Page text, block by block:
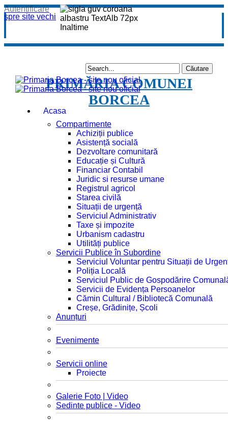
spre site vechi
Autentificare
PRIMĂRIA COMUNEI
BORCEA
Acasa
Compartimente
Achiziții publice
Asistență socială
Dezvoltare comunitară
Educație și Cultură
Financiar Contabil
Juridic si resurse umane
Registrul agricol
Starea civilă
Situații de urgență
Serviciul Administrativ
Taxe și impozite
Urbanism cadastru
Utilități publice
Servicii Publice în Subordine
Serviciul Voluntar pentru Situații de
Poliția Locală
Serviciul Public de Gospodărire
Servicii de Evidența Persoanelor
Cămin Cultural / Bibliotecă Comunală
Creșe, Grădinițe, Școli
Anunțuri
Evenimente
Servicii online
Proiecte
Galerie Foto | Video
Sedinte publice - Video